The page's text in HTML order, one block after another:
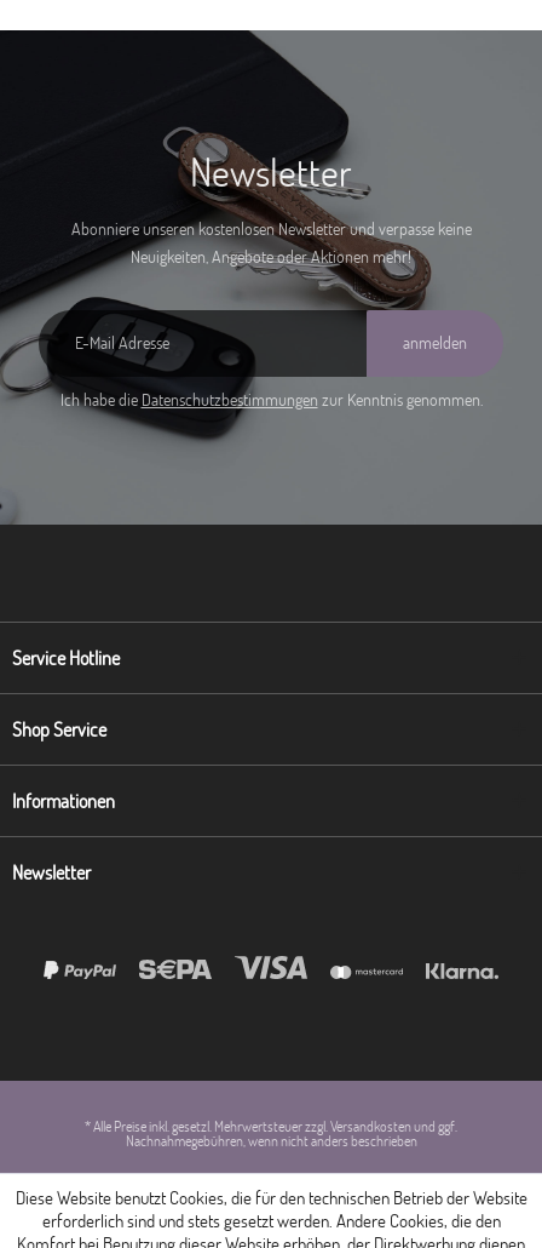
Newsletter
Abonniere unseren kostenlosen Newsletter und verpasse keine
Neuigkeiten, Angebote oder Aktionen mehr!
anmelden
Ich habe die Datenschutzbestimmungen zur Kenntnis genommen.
Service Hotline
Shop Service
Informationen
Newsletter
* Alle Preise inkl. gesetzl. Mehrwertsteuer zzgl. Versandkosten und ggf.
Nachnahmegebühren, wenn nicht anders beschrieben
Diese Website benutzt Cookies, die für den technischen Betrieb der Website
erforderlich sind und stets gesetzt werden. Andere Cookies, die den